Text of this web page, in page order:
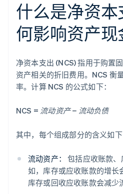
什么是净资
何影响资产现
净资本支出 (NCS) 指用于购置
资产相关的折旧费用。NCS 衡
率。计算 NCS 的公式如下：
NCS = 流动资产 − 流动负债
其中，每个组成部分的含义如下
流动资产：
包括应收账款
如，库存或应收账款的增长
库存或回收应收账款会减少